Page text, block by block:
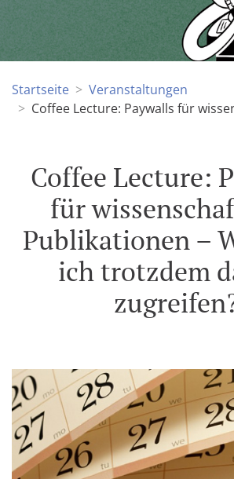
Startseite
Veranstaltungen
Coffee Lecture: Paywalls für
Coffee Lecture:
für
Publikationen –
ich trotzdem